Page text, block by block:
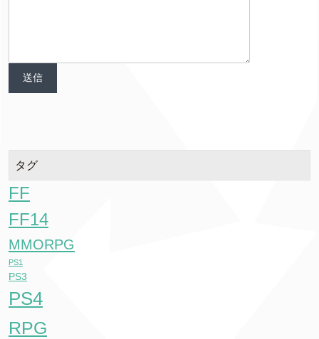
タグ
FF
FF14
MMORPG
PS1
PS3
PS4
RPG